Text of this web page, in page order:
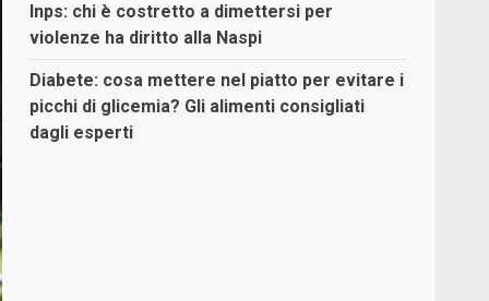
Inps: chi è costretto a dimettersi per
violenze ha diritto alla Naspi
Diabete: cosa mettere nel piatto per evitare i
picchi di glicemia? Gli alimenti consigliati
dagli esperti